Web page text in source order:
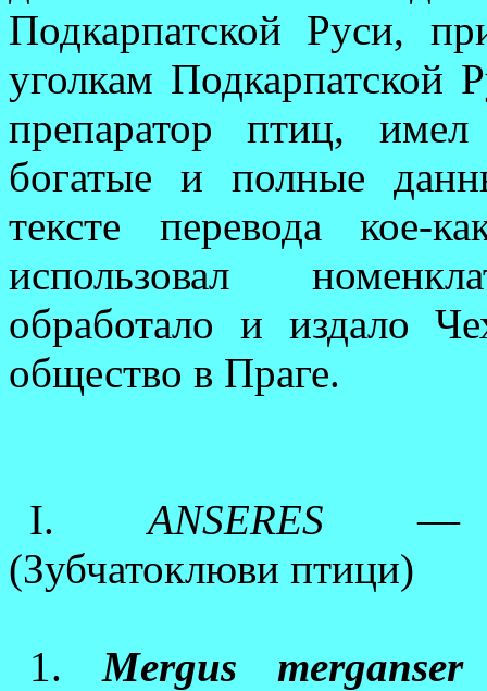
Подкарпатской Руси,
уголкам Подкарпатской
препаратор птиц,
богатые и полные
тексте перевода кое-
использовал
обработало и издало
общество в Праге.
I.ANSERES—
(Зубчатоклюви птици)
1.Mergus